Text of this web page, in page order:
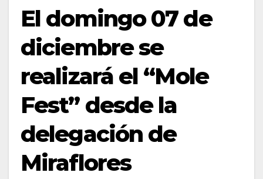
El domingo 07 de
diciembre se
realizará el “Mole
Fest” desde la
delegación de
Miraflores